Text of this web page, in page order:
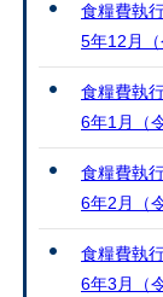
食糧費執
5年12月
食糧費執
6年1月（
食糧費執
6年2月（
食糧費執
6年3月（